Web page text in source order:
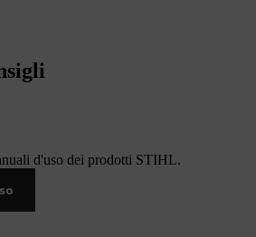
d'uso dei prodotti STIHL.